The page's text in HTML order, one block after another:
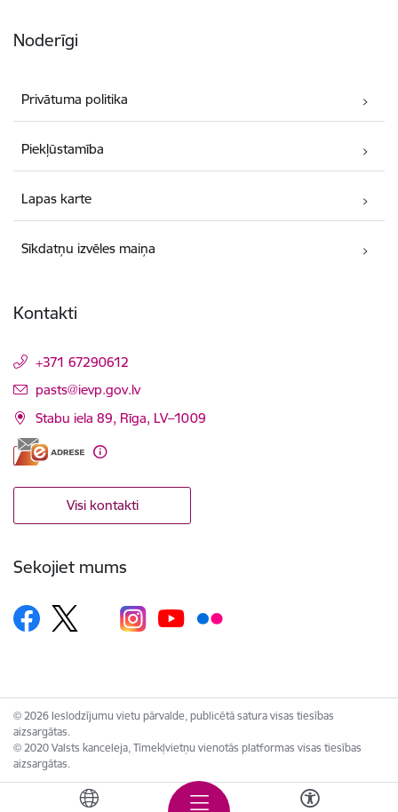
Noderīgi
Privātuma politika
Piekļūstamība
Lapas karte
Sīkdatņu izvēles maiņa
Kontakti
+371 67290612
E-pasts:
pasts@ievp.gov.lv
Stabu iela 89, Rīga, LV–1009
Visi kontakti
Sekojiet mums
© 2026 Ieslodzījumu vietu pārvalde, publicētā satura visas tiesības
aizsargātas.
© 2020 Valsts kanceleja, Tīmekļvietņu vienotās platformas visas tiesības
aizsargātas.